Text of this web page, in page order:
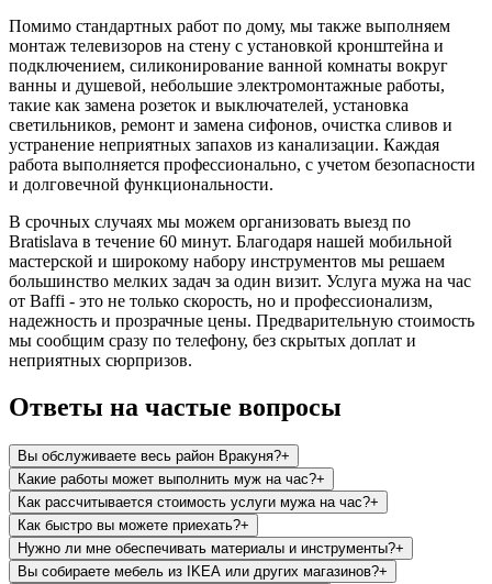
Помимо стандартных работ по дому, мы также выполняем
монтаж телевизоров на стену с установкой кронштейна и
подключением, силиконирование ванной комнаты вокруг
ванны и душевой, небольшие электромонтажные работы,
такие как замена розеток и выключателей, установка
светильников, ремонт и замена сифонов, очистка сливов и
устранение неприятных запахов из канализации. Каждая
работа выполняется профессионально, с учетом безопасности
и долговечной функциональности.
В срочных случаях мы можем организовать выезд по
Bratislava в течение 60 минут. Благодаря нашей мобильной
мастерской и широкому набору инструментов мы решаем
большинство мелких задач за один визит. Услуга мужа на час
от Baffi - это не только скорость, но и профессионализм,
надежность и прозрачные цены. Предварительную стоимость
мы сообщим сразу по телефону, без скрытых доплат и
неприятных сюрпризов.
Ответы на частые вопросы
Вы обслуживаете весь район Вракуня?+
Какие работы может выполнить муж на час?+
Как рассчитывается стоимость услуги мужа на час?+
Как быстро вы можете приехать?+
Нужно ли мне обеспечивать материалы и инструменты?+
Вы собираете мебель из IKEA или других магазинов?+